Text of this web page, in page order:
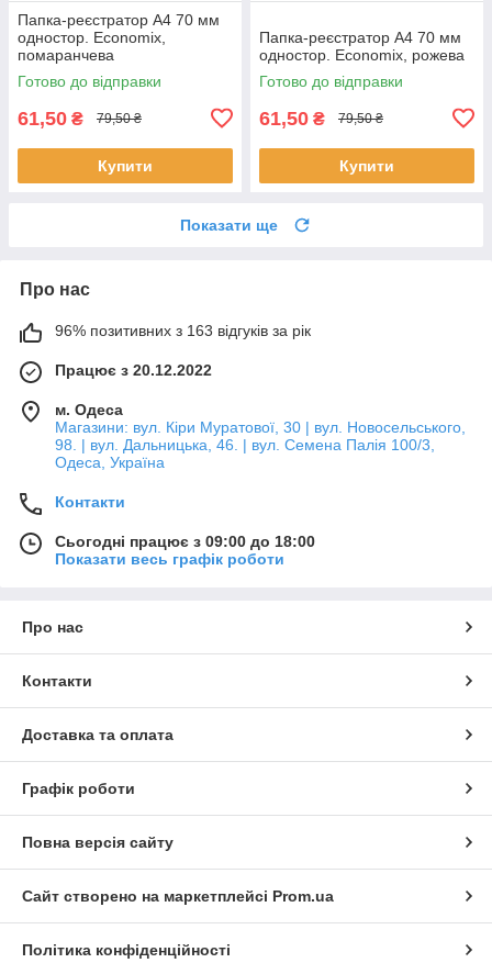
Папка-реєстратор А4 70 мм
одностор. Economix,
помаранчева
Готово до відправки
61,50 ₴ 79,50 ₴
Купити
Папка-реєстратор А4 70 мм
одностор. Economix, рожева
Готово до відправки
61,50 ₴ 79,50 ₴
Купити
Показати ще
Про нас
96% позитивних з 163 відгуків за рік
Працює з 20.12.2022
м. Одеса
Магазини: вул. Кіри Муратової, 30 | вул. Новосельського,
98. | вул. Дальницька, 46. | вул. Семена Палія 100/3,
Одеса, Україна
Контакти
Сьогодні працює з 09:00 до 18:00
Показати весь графік роботи
Про нас
Контакти
Доставка та оплата
Графік роботи
Повна версія сайту
Сайт створено на маркетплейсі Prom.ua
Політика конфіденційності